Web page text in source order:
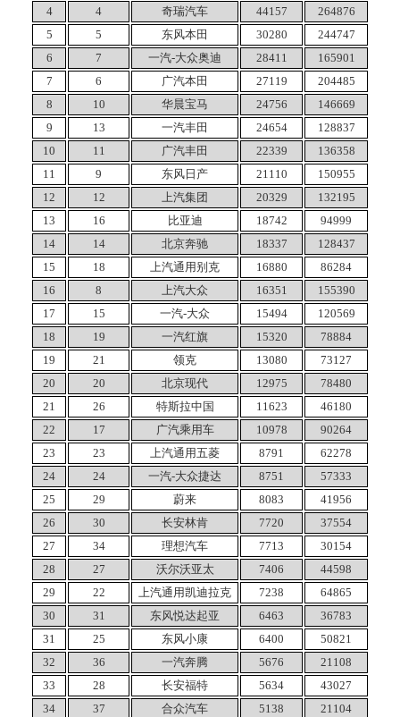
4
4 奇瑞汽车 44157
264876
5
5 东风本田 30280
244747
6
7 一汽-大众奥迪 28411
165901
7
6 广汽本田 27119
204485
8
10 华晨宝马 24756
146669
9
13 一汽丰田 24654
128837
10
11 广汽丰田 22339
136358
11
9 东风日产 21110
150955
12
12 上汽集团 20329
132195
13
16 比亚迪 18742
94999
14
14 北京奔驰 18337
128437
15
18 上汽通用别克 16880
86284
16
8 上汽大众 16351
155390
17
15 一汽-大众 15494
120569
18
19 一汽红旗 15320
78884
19
21 领克 13080
73127
20
20 北京现代 12975
78480
21
26 特斯拉中国 11623
46180
22
17 广汽乘用车 10978
90264
23
23 上汽通用五菱 8791
62278
24
24 一汽-大众捷达 8751
57333
25
29 蔚来 8083
41956
26
30 长安林肯 7720
37554
27
34 理想汽车 7713
30154
28
27 沃尔沃亚太 7406
44598
29
22 上汽通用凯迪拉克 7238
64865
30
31 东风悦达起亚 6463
36783
31
25 东风小康 6400
50821
32
36 一汽奔腾 5676
21108
33
28 长安福特 5634
43027
34
37 合众汽车 5138
21104